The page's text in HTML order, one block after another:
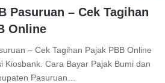
Pasuruan – Cek Tagihan
Online
– Cek Tagihan Pajak PBB Online
Kiosbank. Cara Bayar Pajak Bumi dan
Pasuruan…